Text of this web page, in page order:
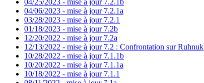
04/06/2023 - mise à jour 7.2.1a
03/28/2023 - mise à jour 7.2.1
01/18/2023 - mise à jour 7.2b
12/20/2022 - mise à jour 7.2a
12/13/2022 - mise à jour 7.2 : Confrontation sur Ruhnuk
10/28/2022 - mise à jour 7.1.1b
10/20/2022 - mise à jour 7.1.1a
10/18/2022 - mise à jour 7.1.1